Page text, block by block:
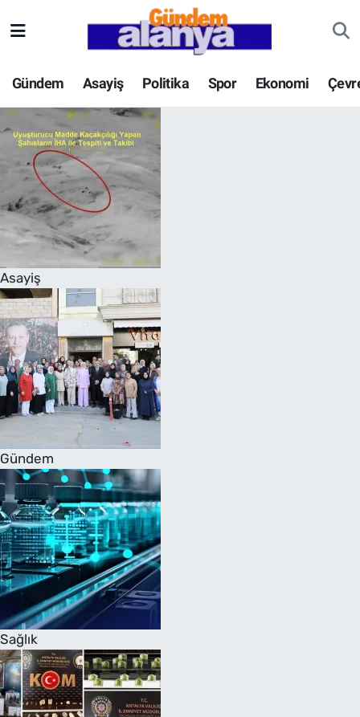
Gündem Asayiş Politika Spor Ekonomi
Asayiş
Gündem
Sağlık